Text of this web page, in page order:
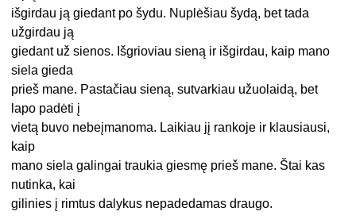
išgirdau ją giedant po šydu. Nuplėšiau šydą, bet tada
užgirdau ją
giedant už sienos. Išgrioviau sieną ir išgirdau, kaip mano
siela gieda
prieš mane. Pastačiau sieną, sutvarkiau užuolaidą, bet
lapo padėti į
vietą buvo nebeįmanoma. Laikiau jį rankoje ir klausiausi,
kaip
mano siela galingai traukia giesmę prieš mane. Štai kas
nutinka, kai
gilinies į rimtus dalykus nepadedamas draugo.